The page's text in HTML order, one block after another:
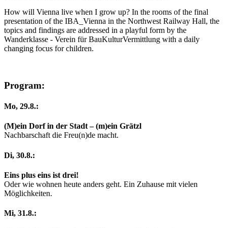
How will Vienna live when I grow up? In the rooms of the final
presentation of the IBA_Vienna in the Northwest Railway Hall, the
topics and findings are addressed in a playful form by the
Wanderklasse - Verein für BauKulturVermittlung with a daily
changing focus for children.
Program:
Mo, 29.8.:
(M)ein Dorf in der Stadt – (m)ein Grätzl
Nachbarschaft die Freu(n)de macht.
Di, 30.8.:
Eins plus eins ist drei!
Oder wie wohnen heute anders geht. Ein Zuhause mit vielen
Möglichkeiten.
Mi, 31.8.: